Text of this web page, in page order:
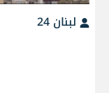
لبنان 24